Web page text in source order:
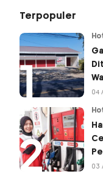
Terpopuler
04
03